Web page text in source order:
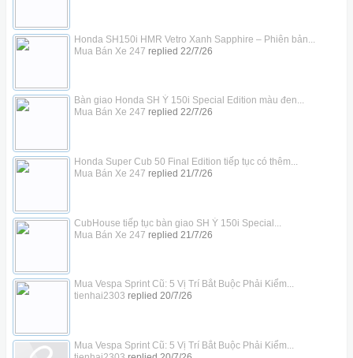
Honda SH150i HMR Vetro Xanh Sapphire – Phiên bản...
Mua Bán Xe 247 replied 22/7/26
Bàn giao Honda SH Ý 150i Special Edition màu đen...
Mua Bán Xe 247 replied 22/7/26
Honda Super Cub 50 Final Edition tiếp tục có thêm...
Mua Bán Xe 247 replied 21/7/26
CubHouse tiếp tục bàn giao SH Ý 150i Special...
Mua Bán Xe 247 replied 21/7/26
Mua Vespa Sprint Cũ: 5 Vị Trí Bắt Buộc Phải Kiểm...
tienhai2303 replied 20/7/26
Mua Vespa Sprint Cũ: 5 Vị Trí Bắt Buộc Phải Kiểm...